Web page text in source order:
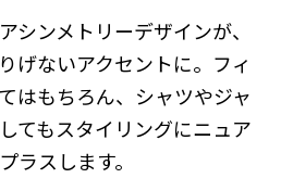
シンメトリーデザインが、
げないアクセントに。フィ
はもちろん、シャツやジャ
てもスタイリングにニュア
ラスします。